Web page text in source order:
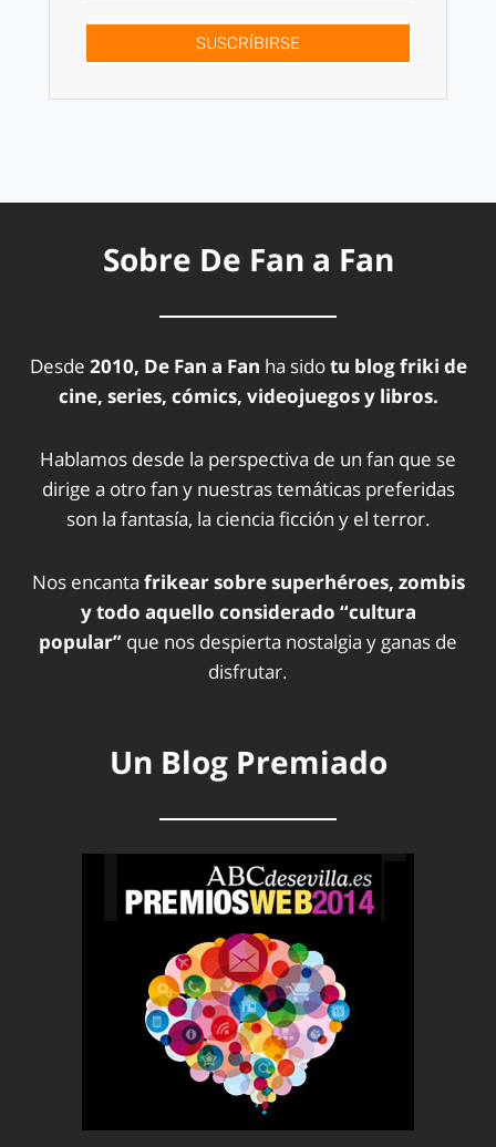
SUSCRÍBIRSE
Sobre De Fan a Fan
Desde 2010, De Fan a Fan ha sidotu blog friki de
cine, series, cómics, videojuegos y libros.
Hablamos desde la perspectiva de un fan que se
dirige a otro fan y nuestras temáticas preferidas
son la fantasía, la ciencia ficción y el terror.
Nos encanta frikear sobre superhéroes, zombis
y todo aquello considerado “cultura
popular” que nos despierta nostalgia y ganas de
disfrutar.
Un Blog Premiado